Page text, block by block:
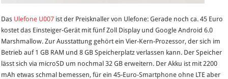
Das Ulefone U007 ist der Preisknaller von Ulefone: Gerade noch ca. 45 Euro
kostet das Einsteiger-Gerät mit fünf Zoll Display und Google Android 6.0
Marshmallow. Zur Ausstattung gehört ein Vier-Kern-Prozessor, der sich im
Betrieb auf 1 GB RAM und 8 GB Speicherplatz verlassen kann. Der Speicher
lässt sich via microSD um nochmal 32 GB erweitern. Der Akku ist mit 2200
mAh etwas schmal bemessen, für ein 45-Euro-Smartphone ohne LTE aber